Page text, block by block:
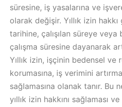
süresine, iş yasalarına ve
olarak değişir. Yıllık izin
tarihine, çalışılan süreye
çalışma süresine dayanarak
Yıllık izin, işçinin bedensel ve
korumasına, iş verimini
sağlamasına olanak tanır. Bu
yıllık izin hakkını sağlaması